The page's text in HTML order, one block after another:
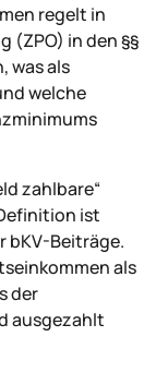
regelt in
(ZPO) in den §§
was als
welche
zahlbare“
ist
bKV-Beiträge.
als
der
ausgezahlt